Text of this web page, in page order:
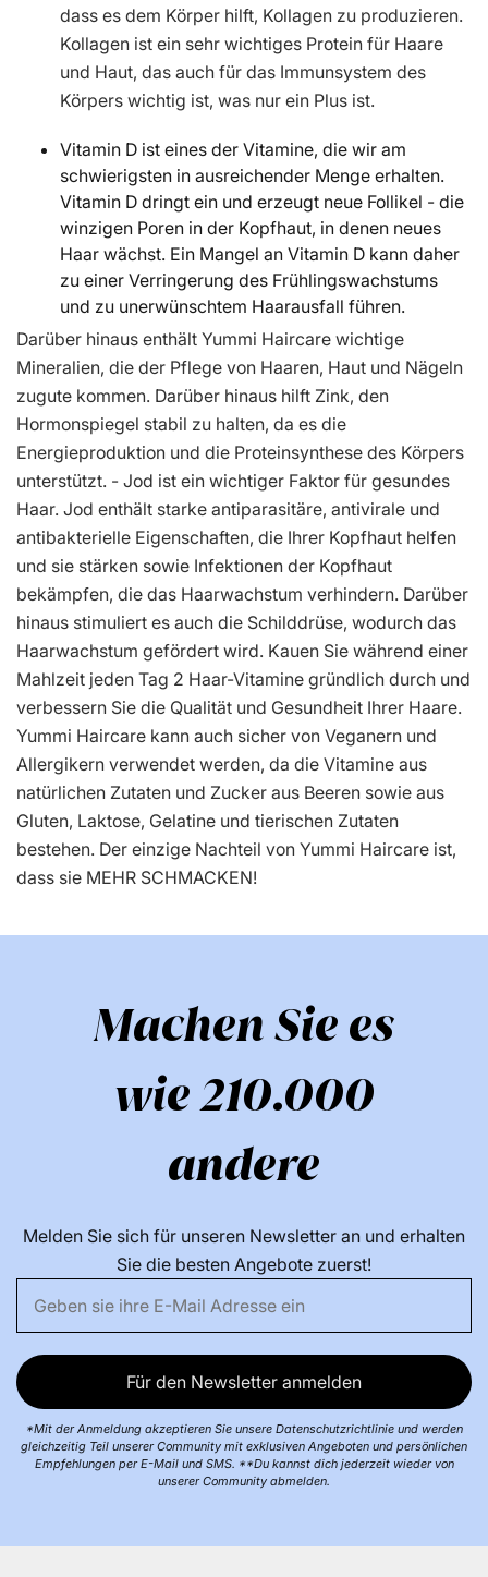
dass es dem Körper hilft, Kollagen zu produzieren.
Kollagen ist ein sehr wichtiges Protein für Haare
und Haut, das auch für das Immunsystem des
Körpers wichtig ist, was nur ein Plus ist.
Vitamin D ist eines der Vitamine, die wir am
schwierigsten in ausreichender Menge erhalten.
Vitamin D dringt ein und erzeugt neue Follikel - die
winzigen Poren in der Kopfhaut, in denen neues
Haar wächst. Ein Mangel an Vitamin D kann daher
zu einer Verringerung des Frühlingswachstums
und zu unerwünschtem Haarausfall führen.
Darüber hinaus enthält Yummi Haircare wichtige
Mineralien, die der Pflege von Haaren, Haut und Nägeln
zugute kommen. Darüber hinaus hilft Zink, den
Hormonspiegel stabil zu halten, da es die
Energieproduktion und die Proteinsynthese des Körpers
unterstützt. - Jod ist ein wichtiger Faktor für gesundes
Haar. Jod enthält starke antiparasitäre, antivirale und
antibakterielle Eigenschaften, die Ihrer Kopfhaut helfen
und sie stärken sowie Infektionen der Kopfhaut
bekämpfen, die das Haarwachstum verhindern. Darüber
hinaus stimuliert es auch die Schilddrüse, wodurch das
Haarwachstum gefördert wird. Kauen Sie während einer
Mahlzeit jeden Tag 2 Haar-Vitamine gründlich durch und
verbessern Sie die Qualität und Gesundheit Ihrer Haare.
Yummi Haircare kann auch sicher von Veganern und
Allergikern verwendet werden, da die Vitamine aus
natürlichen Zutaten und Zucker aus Beeren sowie aus
Gluten, Laktose, Gelatine und tierischen Zutaten
bestehen. Der einzige Nachteil von Yummi Haircare ist,
dass sie MEHR SCHMACKEN!
Machen Sie es
wie 210.000
andere
Melden Sie sich für unseren Newsletter an und erhalten
Sie die besten Angebote zuerst!
Für den Newsletter anmelden
*Mit der Anmeldung akzeptieren Sie unsere Datenschutzrichtlinie und werden
gleichzeitig Teil unserer Community mit exklusiven Angeboten und persönlichen
Empfehlungen per E-Mail und SMS. **Du kannst dich jederzeit wieder von
unserer Community abmelden.